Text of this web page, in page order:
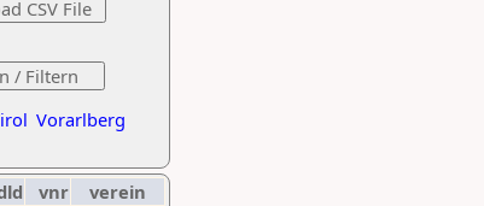
Vorarlberg
vnr verein